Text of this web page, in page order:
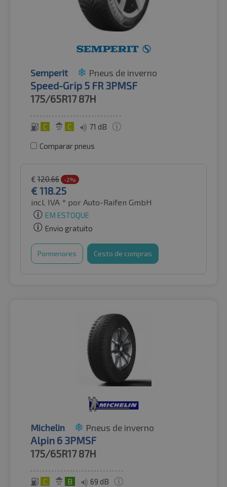
Semperit Pneus de inverno
Speed-Grip 5 FR 3PMSF
175/65R17 87H
C C 71 dB
Comparar pneus
€ 120.66 -2%
€118.25
incl. IVA * por Auto-Raifen GmbH
EM ESTOQUE
Envio gratuito
Pormenores Cesto de compras
Michelin Pneus de inverno
Alpin 6 3PMSF
175/65R17 87H
C B 69 dB